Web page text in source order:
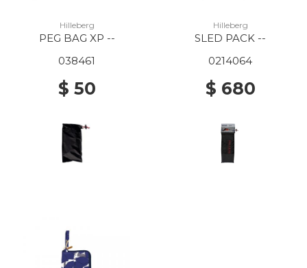
Hilleberg
PEG BAG XP --
038461
$ 50
Hilleberg
SLED PACK --
0214064
$ 680